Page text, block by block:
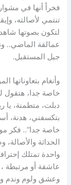
فخراً أنها في
تنتمي لأصالته،
لتكون بصوتها
عمالقة الماضي..
جيل المستقبل.
وأنغام بتعاوناتها
خاصة جدا، هتقول
دبلت، متطمنة، يا
بتكسفني، هدنة،
خاصة جدا”.. فكر
الحداثة
واحدة تمتلك
عاشقة أو مرتبطة
وعشق ولوم وندم